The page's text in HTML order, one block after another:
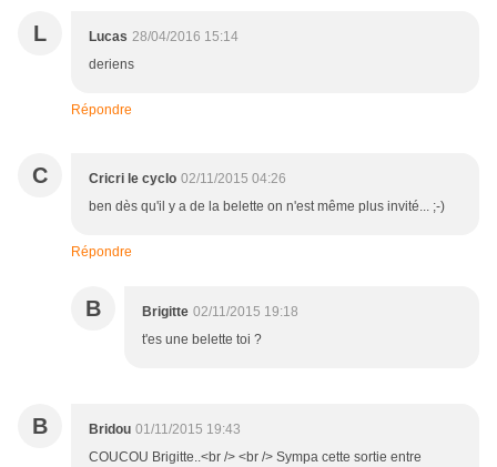
L Lucas 28/04/2016 15:14
deriens
Répondre
C Cricri le cyclo 02/11/2015 04:26
ben dès qu'il y a de la belette on n'est même plus invité... ;-)
Répondre
B Brigitte 02/11/2015 19:18
t'es une belette toi ?
B Bridou 01/11/2015 19:43
COUCOU Brigitte..<br /> <br /> Sympa cette sortie entre